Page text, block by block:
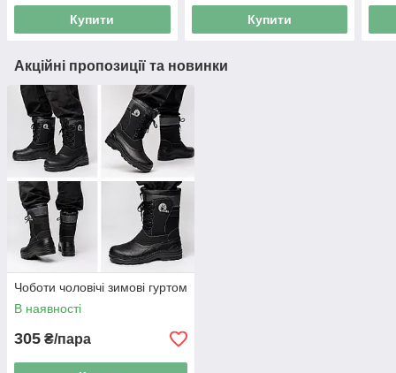
Купити Купити
Акційні пропозиції та новинки
Чоботи чоловічі зимові гуртом
В наявності
305 ₴/пара